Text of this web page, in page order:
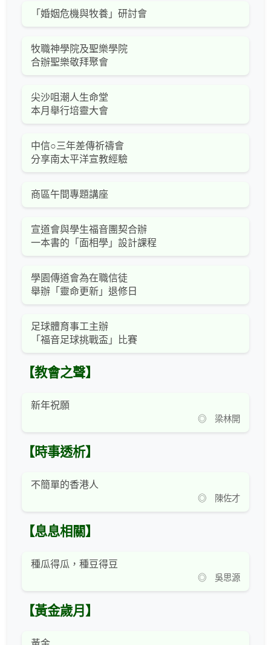
「婚姻危機與牧養」研討會
牧職神學院及聖樂學院
合辦聖樂敬拜聚會
尖沙咀潮人生命堂
本月舉行培靈大會
中信○三年差傳祈禱會
分享南太平洋宣教經驗
商區午間專題講座
宣道會與學生福音團契合辦
一本書的「面相學」設計課程
學園傳道會為在職信徒
舉辦「靈命更新」退修日
足球體育事工主辦
「福音足球挑戰盃」比賽
【教會之聲】
新年祝願
◎ 梁林開
【時事透析】
不簡單的香港人
◎ 陳佐才
【息息相關】
種瓜得瓜，種豆得豆
◎ 吳思源
【黃金歲月】